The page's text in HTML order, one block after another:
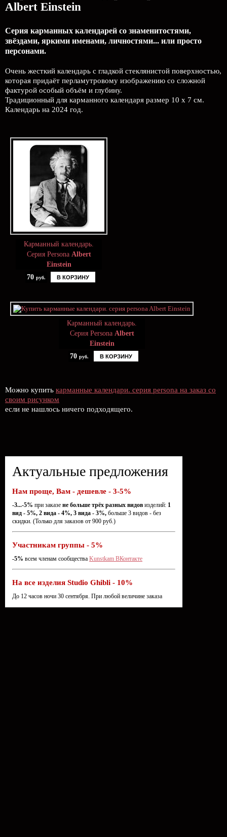
Albert Einstein
Серия карманных календарей со знаменитостями,
звёздами, яркими именами, личностями... или просто
персонами.
Очень жесткий календарь с гладкой стеклянистой поверхностью,
которая придаёт перламутровому изображению со сложной
фактурой особый объём и глубину.
Традиционный для карманного календаря размер 10 x 7 см.
Календарь на 2024 год.
Карманный календарь.
Серия Persona Albert
Einstein
70 руб. В КОРЗИНУ
Карманный календарь.
Серия Persona Albert
Einstein
70 руб. В КОРЗИНУ
Можно купить карманные календари. серия persona на заказ со
своим рисунком
если не нашлось ничего подходящего.
Актуальные предложения
Нам проще, Вам - дешевле - 3-5%
-3...-5% при заказе не больше трёх разных видов изделий: 1
вид - 5%, 2 вида - 4%, 3 вида - 3%, больше 3 видов - без
скидки. (Только для заказов от 900 руб.)
Участникам группы - 5%
-5% всем членам сообщества Kunstkam ВКонтакте
На все изделия Studio Ghibli - 10%
До 12 часов ночи 30 сентября. При любой величине заказа